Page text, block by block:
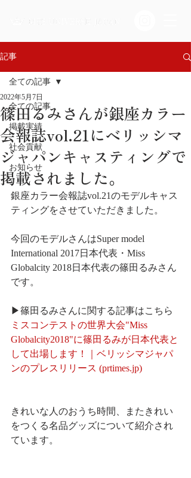
記事
全ての記事
掲載実績
社会貢献
お知らせ
全ての記事
篠田るみさんが銀座カラー
会報誌vol.21にベリッシマ
ジャパンキャスティングで
掲載されました。
2022年5月7日
銀座カラー会報誌vol.21のモデルキャス
ティングをさせていただきました。
今回のモデルさんはSuper model
International 2017日本代表・Miss
Globalcity 2018日本代表の篠田るみさん
です。
▶篠田るみさんに関する記事はこちら
ミスコンテストの世界大会"Miss
Globalcity2018"に篠田るみが日本代表と
して出場します！｜ベリッシマジャパ
ンのプレスリリース (prtimes.jp)
きれいな人のおうち時間、またきれい
をつくる名品グッズについて紹介され
ています。